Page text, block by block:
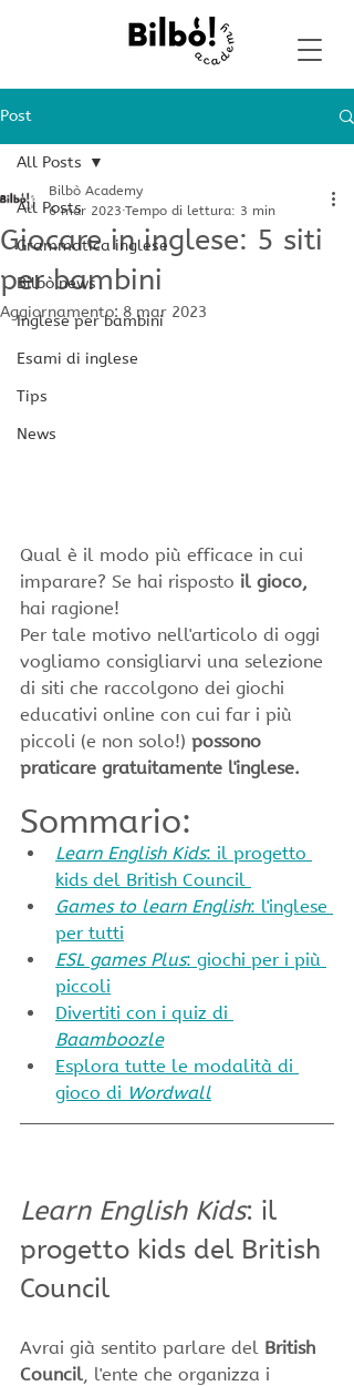
Post
All Posts
Grammatica inglese
Bilbò news
Inglese per bambini
Esami di inglese
Tips
News
All Posts
Giocare in inglese: 5 siti
per bambini
Bilbò Academy
6 mar 2023 Tempo di lettura: 3 min
Aggiornamento: 8 mar 2023
Qual è il modo più efficace in cui
imparare? Se hai risposto il gioco,
hai ragione!
Per tale motivo nell'articolo di oggi
vogliamo consigliarvi una selezione
di siti che raccolgono dei giochi
educativi online con cui far i più
piccoli (e non solo!) possono
praticare gratuitamente l'inglese.
Sommario:
Learn English Kids: il progetto
kids del British Council
Games to learn English: l'inglese
per tutti
ESL games Plus: giochi per i più
piccoli
Divertiti con i quiz di
Baamboozle
Esplora tutte le modalità di
gioco di Wordwall
Learn English Kids: il
progetto kids del British
Council
Avrai già sentito parlare del British
Council , l'ente che organizza i